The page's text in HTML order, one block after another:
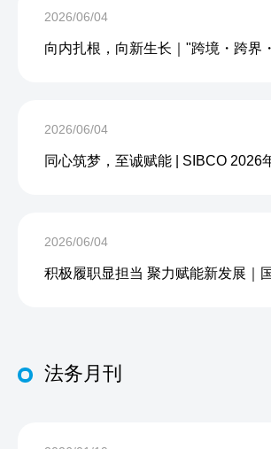
2026/06/04
2026/06/04
2026/06/04
法务月刊